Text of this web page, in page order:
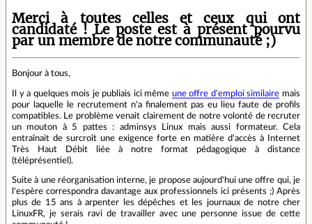
Merci à toutes celles et ceux qui ont
candidaté ! Le poste est à présent pourvu
par un membre de notre communauté ;)
Bonjour à tous,
Il y a quelques mois je publiais ici même une offre d'emploi similaire mais
pour laquelle le recrutement n'a finalement pas eu lieu faute de profils
compatibles. Le problème venait clairement de notre volonté de recruter
un mouton à 5 pattes : adminsys Linux mais aussi formateur. Cela
entraînait de surcroît une exigence forte en matière d'accès à Internet
Très Haut Débit liée à notre format pédagogique à distance
(téléprésentiel).
Suite à une réorganisation interne, je propose aujourd'hui une offre qui, je
l'espère correspondra davantage aux professionnels ici présents ;) Après
plus de 15 ans à arpenter les dépêches et les journaux de notre cher
LinuxFR, je serais ravi de travailler avec une personne issue de cette